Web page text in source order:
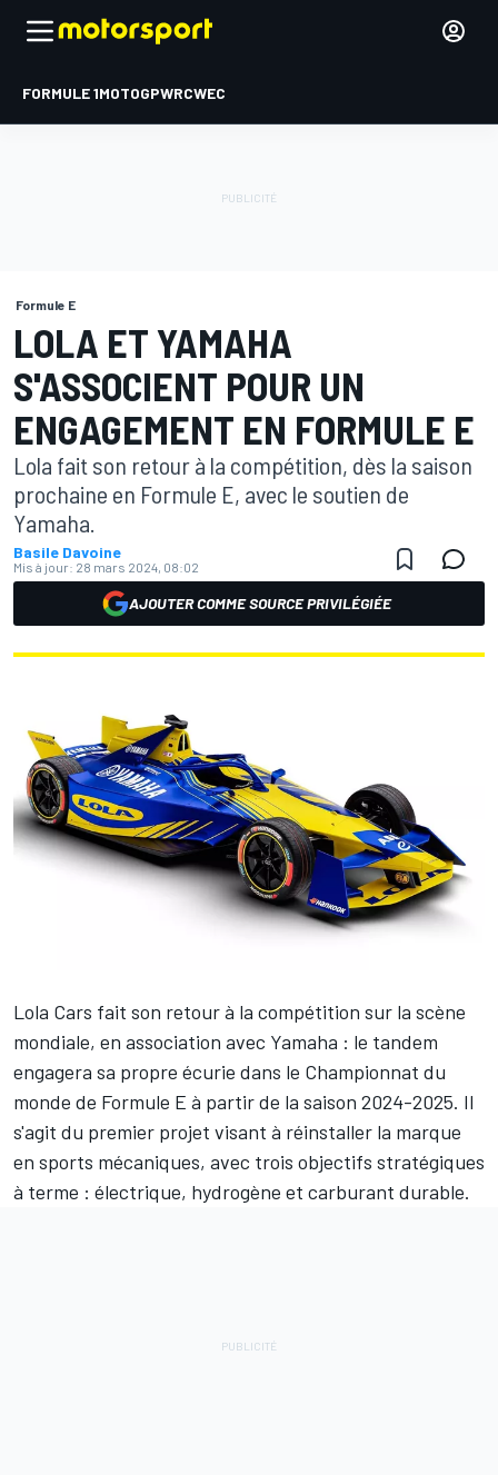
FORMULE 1MOTOGPWRCWEC
Formule E
LOLA ET YAMAHA
S'ASSOCIENT POUR UN
ENGAGEMENT EN FORMULE E
Lola fait son retour à la compétition, dès la saison
prochaine en Formule E, avec le soutien de
Yamaha.
Basile Davoine
Mis à jour: 28 mars 2024, 08:02
AJOUTER COMME SOURCE PRIVILÉGIÉE
Lola Cars fait son retour à la compétition sur la scène
mondiale, en association avec Yamaha : le tandem
engagera sa propre écurie dans le Championnat du
monde de Formule E à partir de la saison 2024-2025. Il
s'agit du premier projet visant à réinstaller la marque
en sports mécaniques, avec trois objectifs stratégiques
à terme : électrique, hydrogène et carburant durable.